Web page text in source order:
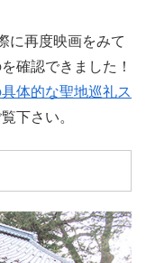
に再度映画をみて
確認できました！
体的な聖地巡礼ス
下さい。